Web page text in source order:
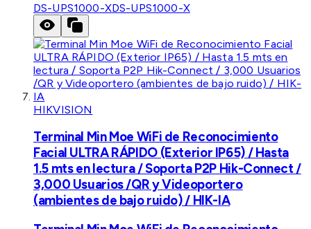
DS-UPS1000-XDS-UPS1000-X
HIKVISION
Terminal Min Moe WiFi de Reconocimiento
Facial ULTRA RÁPIDO (Exterior IP65) / Hasta
1.5 mts en lectura / Soporta P2P Hik-Connect /
3,000 Usuarios /QR y Videoportero
(ambientes de bajo ruido) / HIK-IA